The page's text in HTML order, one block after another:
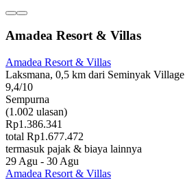
Amadea Resort & Villas
Amadea Resort & Villas
Laksmana, 0,5 km dari Seminyak Village
9,4/10
Sempurna
(1.002 ulasan)
Rp1.386.341
total Rp1.677.472
termasuk pajak & biaya lainnya
29 Agu - 30 Agu
Amadea Resort & Villas